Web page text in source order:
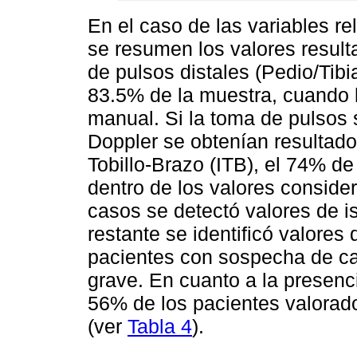
En el caso de las variables
se resumen los valores
de pulsos distales (Pedio/
83.5% de la muestra,
manual. Si la toma de
Doppler se obtenían
Tobillo-Brazo (ITB), el 74%
dentro de los valores
casos se detectó valores de
restante se identificó valores
pacientes con sospecha de
grave. En cuanto a la
56% de los pacientes
(ver Tabla 4).